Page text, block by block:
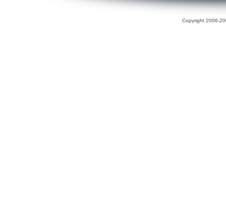
Copyright 2006-